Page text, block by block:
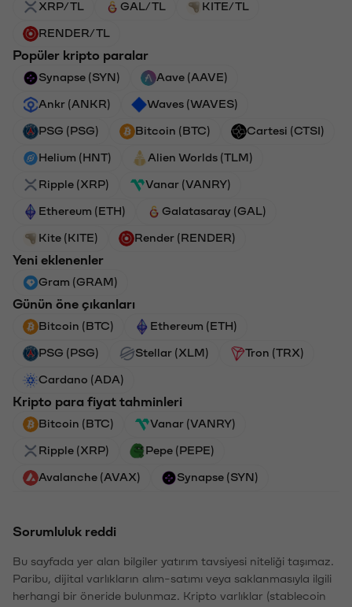
XRP/TL GAL/TL KITE/TL
RENDER/TL
Popüler kripto paralar
Synapse (SYN) Aave (AAVE)
Ankr (ANKR) Waves (WAVES)
PSG (PSG) Bitcoin (BTC) Cartesi (CTSI)
Helium (HNT) Alien Worlds (TLM)
Ripple (XRP) Vanar (VANRY)
Ethereum (ETH) Galatasaray (GAL)
Kite (KITE) Render (RENDER)
Yeni eklenenler
Gram (GRAM)
Günün öne çıkanları
Bitcoin (BTC) Ethereum (ETH)
PSG (PSG) Stellar (XLM) Tron (TRX)
Cardano (ADA)
Kripto para fiyat tahminleri
Bitcoin (BTC) Vanar (VANRY)
Ripple (XRP) Pepe (PEPE)
Avalanche (AVAX) Synapse (SYN)
Sorumluluk reddi
Bu sayfada yer alan bilgiler yatırım tavsiyesi niteliği taşımaz.
Paribu, dijital varlıkların alım-satımı veya saklanmasıyla ilgili
herhangi bir öneride bulunmaz. Kripto varlıklar (stablecoin